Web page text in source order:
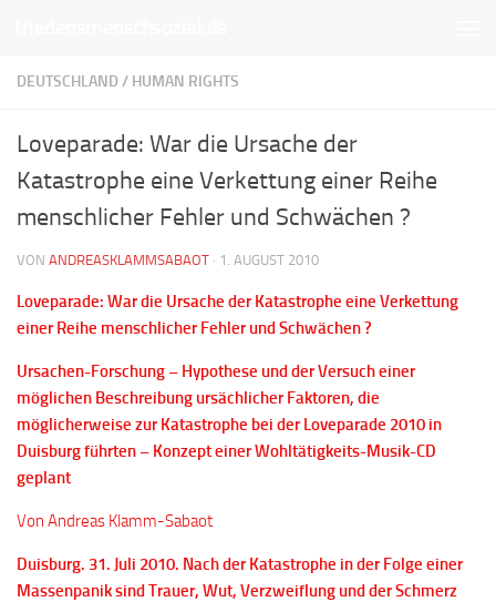
DEUTSCHLAND / HUMAN RIGHTS
Loveparade: War die Ursache der
Katastrophe eine Verkettung einer Reihe
menschlicher Fehler und Schwächen ?
VON ANDREASKLAMMSABAOT · 1. AUGUST 2010
Loveparade: War die Ursache der Katastrophe eine Verkettung
einer Reihe menschlicher Fehler und Schwächen ?
Ursachen-Forschung – Hypothese und der Versuch einer
möglichen Beschreibung ursächlicher Faktoren, die
möglicherweise zur Katastrophe bei der Loveparade 2010 in
Duisburg führten – Konzept einer Wohltätigkeits-Musik-CD
geplant
Von Andreas Klamm-Sabaot
Duisburg. 31. Juli 2010. Nach der Katastrophe in der Folge einer
Massenpanik sind Trauer, Wut, Verzweiflung und der Schmerz